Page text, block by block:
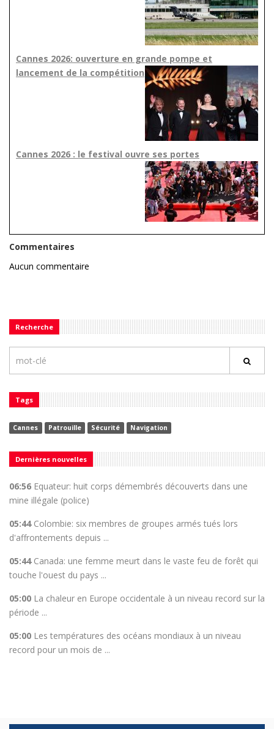
Cannes 2026: ouverture en grande pompe et
lancement de la compétition
Cannes 2026 : le festival ouvre ses portes
Commentaires
Aucun commentaire
Recherche
Tags
Cannes Patrouille Sécurité Navigation
Dernières nouvelles
06:56 Equateur: huit corps démembrés découverts dans une
mine illégale (police)
05:44 Colombie: six membres de groupes armés tués lors
d'affrontements depuis ...
05:44 Canada: une femme meurt dans le vaste feu de forêt qui
touche l'ouest du pays ...
05:00 La chaleur en Europe occidentale à un niveau record sur la
période ...
05:00 Les températures des océans mondiaux à un niveau
record pour un mois de ...